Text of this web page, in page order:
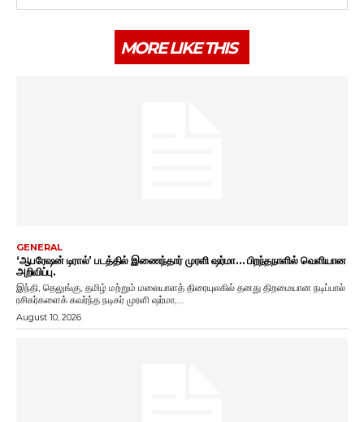
MORE LIKE THIS
GENERAL
‘ஆபரேஷன் டிரால்’ படத்தில் இணைந்தார் முரளி ஷர்மா… பிறந்தநாளில் வெளியான
அறிவிப்பு.
இந்தி, தெலுங்கு, தமிழ் மற்றும் மலையாளத் திரையுலகில் தனது திறமையான நடிப்பால்
ரசிகர்களைக் கவர்ந்த நடிகர் முரளி ஷர்மா,...
August 10, 2026